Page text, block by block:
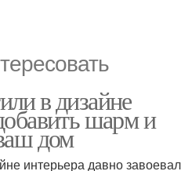
в дизайне
шарм и
дом
интерьера давно завоевал